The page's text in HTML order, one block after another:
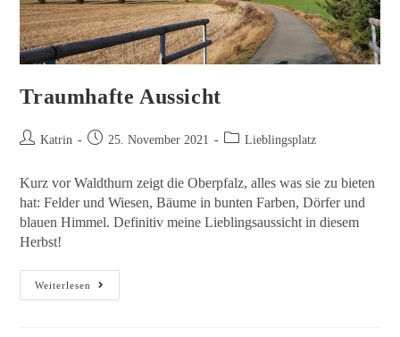
Traumhafte Aussicht
Katrin 25. November 2021 Lieblingsplatz
Kurz vor Waldthurn zeigt die Oberpfalz, alles was sie zu bieten
hat: Felder und Wiesen, Bäume in bunten Farben, Dörfer und
blauen Himmel. Definitiv meine Lieblingsaussicht in diesem
Herbst!
Weiterlesen